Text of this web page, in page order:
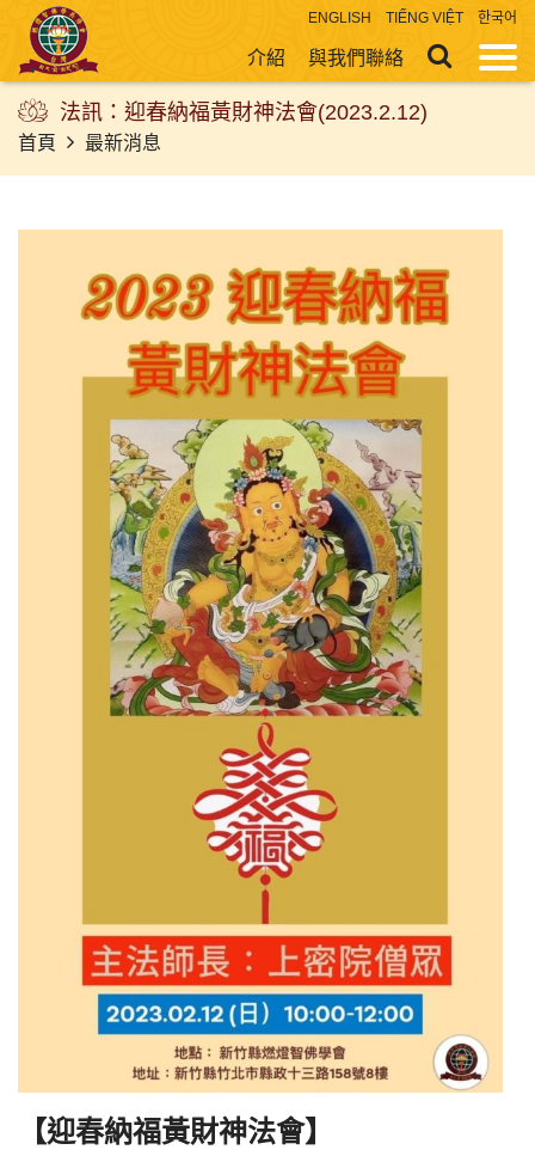
ENGLISH TIẾNG VIỆT 한국어
介紹 與我們聯絡
法訊：迎春納福黃財神法會(2023.2.12)
首頁 最新消息
【迎春納福黃財神法會】